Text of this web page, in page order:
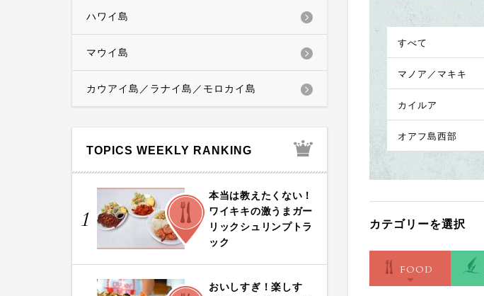
すべて
マノア／マキキ
カイルア
オアフ島西部
カテゴリーを選択
FOOD
ハワイ島
マウイ島
カウアイ島／ラナイ島／モロカイ島
TOPICS WEEKLY RANKING
1
FOOD
本当は教えたくない！
ワイキキの激うまガー
リックシュリンプトラ
ック
FOOD
おいしすぎ！楽しす